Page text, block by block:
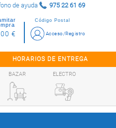
de ayuda 975 22 61 69
Código Postal
Acceso/Registro
€
HORARIOS DE ENTREGA
BAZAR ELECTRO